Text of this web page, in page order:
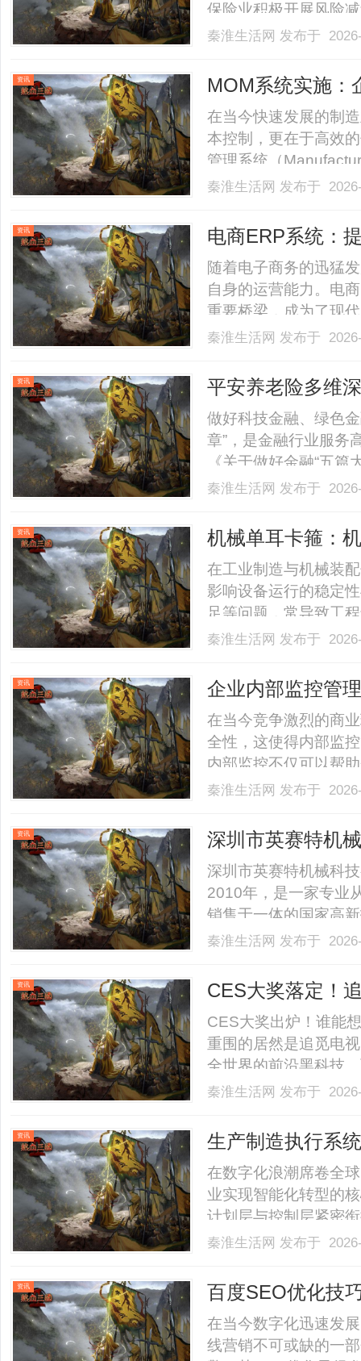
保险业积极开展风险
司通过与省州两级气
部门通过共享气象雷
时.........
秦淮生活网 发布于
资讯 MOM系统实施：
在当今快速发展的制
本控制，更在于高效
管理系统（
为一种先进的管理工
MOM系统实施过程及
秦淮生活网 发布于
资讯 电商ERP系统：
随着电子商务的迅猛
自身的运营能力。电
重要桥梁，成为了现
商ERP系统的定义、
系统。它集成了采购
秦淮生活网 发布于
资讯 平安养老险多维
做好科技金融、绿色
章”，是金融行业服务
《关于做好金融“五
自身定位探索实践路
政策导向，将五大领
秦淮生活网 发布于
资讯 机械单耳卡箍：
在工业制造与机械装
影响设备运行的稳定
足等问题，常导致工
特的机械助力设计与
现“高效实用”的核心
1、.........
秦淮生活网 发布于
资讯 企业内部监控管
在当今竞争激烈的商
全性，这使得内部监
内部监控不仅可以帮
护员工安全以及确保
一、企业内部监控管
可.........
秦淮生活网 发布于
资讯
深圳市英赛特机
类高端自动化设
深圳市英赛特机械科
2010年，是一家专业
销售于一体的国家高
国外先进技术，引领
发，生产及服务工程
秦淮生活网 发布于
资讯
CES大奖落定！
得TWICE Picks奖
CES大奖出炉！谁能
重围的居然是追觅电
全世界的前沿黑科技
AuraMiniLED+全场景
严苛的评委，靠的可
秦淮生活网 发布于
资讯 生产制造执行系
在数字化浪潮席卷全
业实现智能化转型的
计划层与控制层紧密
度，破解传统制造中
能。一、生产制造执
时.........
秦淮生活网 发布于
资讯 百度SEO优化技
在当今数字化迅速发
线营销不可或缺的一